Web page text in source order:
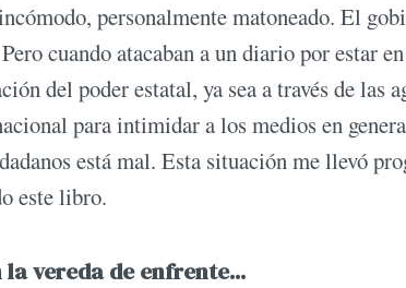
personalmente matoneado. El
cuando atacaban a un diario por estar
del poder estatal, ya sea a través de las
para intimidar a los medios en
está mal. Esta situación me llevó
este libro.
vereda de enfrente...